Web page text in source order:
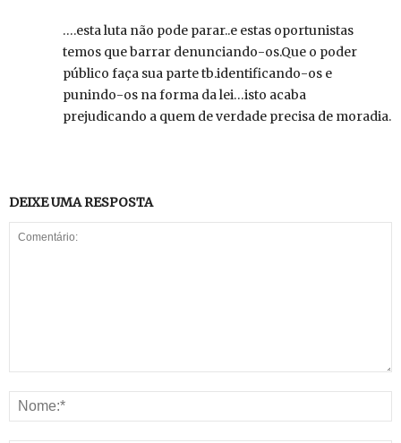
….esta luta não pode parar..e estas oportunistas
temos que barrar denunciando-os.Que o poder
público faça sua parte tb.identificando-os e
punindo-os na forma da lei…isto acaba
prejudicando a quem de verdade precisa de moradia.
DEIXE UMA RESPOSTA